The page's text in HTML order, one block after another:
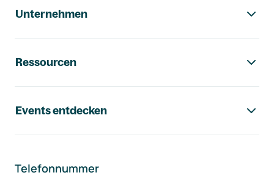
Unternehmen
Ressourcen
Events entdecken
Telefonnummer